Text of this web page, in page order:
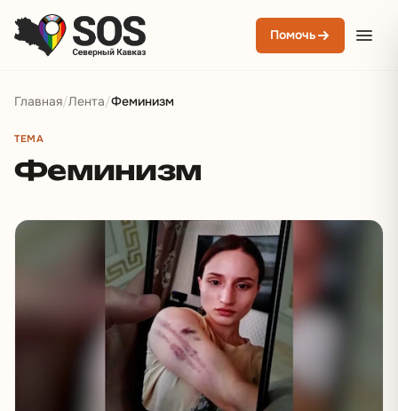
Помочь
Главная/Лента/Феминизм
ТЕМА
Феминизм